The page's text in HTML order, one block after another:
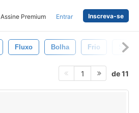
Assine Premium Entrar Inscreva-se
Fluxo Bolha Frio
1 de 11